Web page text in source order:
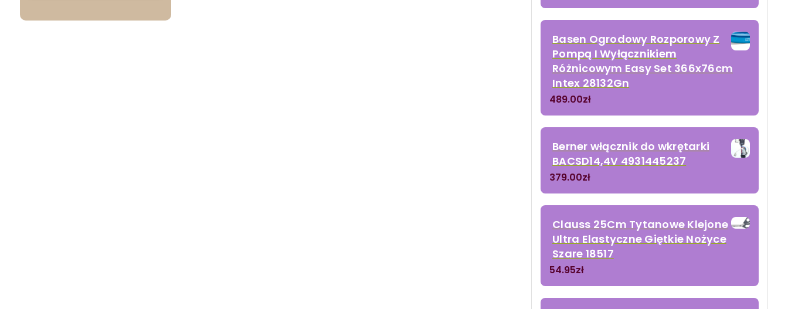
Basen Ogrodowy Rozporowy Z
Pompą I Wyłącznikiem
Różnicowym Easy Set 366x76cm
Intex 28132Gn
489.00zł
Berner włącznik do wkrętarki
BACSD14,4V 4931445237
379.00zł
Clauss 25Cm Tytanowe Klejone
Ultra Elastyczne Giętkie Nożyce
Szare 18517
54.95zł